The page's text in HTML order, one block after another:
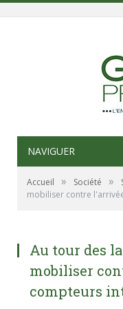
NAVIGUER
Accueil » Société »
mobiliser contre
Au tour des
mobiliser
compteurs